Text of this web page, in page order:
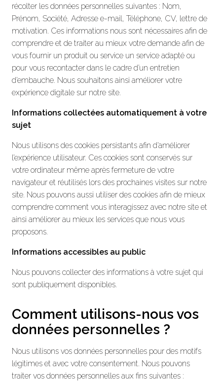
récolter les données personnelles suivantes : Nom,
Prénom, Société, Adresse e-mail, Téléphone, CV, lettre de
motivation. Ces informations nous sont nécessaires afin de
comprendre et de traiter au mieux votre demande afin de
vous fournir un produit ou service un service adapté ou
pour vous recontacter dans le cadre d’un entretien
d’embauche. Nous souhaitons ainsi améliorer votre
expérience digitale sur notre site.
Informations collectées automatiquement à votre
sujet
Nous utilisons des cookies persistants afin d’améliorer
l’expérience utilisateur. Ces cookies sont conservés sur
votre ordinateur même après fermeture de votre
navigateur et réutilisés lors des prochaines visites sur notre
site. Nous pouvons aussi utiliser des cookies afin de mieux
comprendre comment vous interagissez avec notre site et
ainsi améliorer au mieux les services que nous vous
proposons.
Informations accessibles au public
Nous pouvons collecter des informations à votre sujet qui
sont publiquement disponibles.
Comment utilisons-nous vos
données personnelles ?
Nous utilisons vos données personnelles pour des motifs
légitimes et avec votre consentement. Nous pouvons
traiter vos données personnelles aux fins suivantes :